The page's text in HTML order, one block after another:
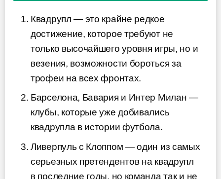
Квадрупл — это крайне редкое
достижение, которое требуют не
только высочайшего уровня игры, но и
везения, возможности бороться за
трофеи на всех фронтах.
Барселона, Бавария и Интер Милан —
клубы, которые уже добивались
квадрупла в истории футбола.
Ливерпуль с Клоппом — один из самых
серьезных претендентов на квадрупл
в последние годы, но команда так и не